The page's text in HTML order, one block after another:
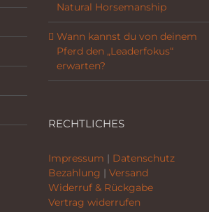
Natural Horsemanship
Wann kannst du von deinem
Pferd den „Leaderfokus“
erwarten?
RECHTLICHES
Impressum | Datenschutz
Bezahlung | Versand
Widerruf & Rückgabe
Vertrag widerrufen